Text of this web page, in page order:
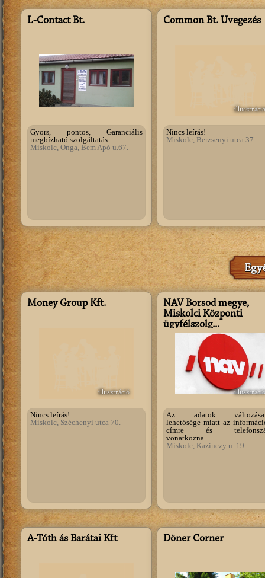
L-Contact Bt.
Gyors, pontos, Garanciális
megbízható szolgáltatás.
Miskolc, Onga, Bem Apó u.67.
Common Bt. Üvegezés
illusztráció
Nincs leírás!
Miskolc, Berzsenyi utca 37.
Money Group Kft.
illusztráció
Nincs leírás!
Miskolc, Széchenyi utca 70.
NAV Borsod megye,
Miskolci Központi
ügyfélszolg...
illusztráció
Az adatok
lehetősége miatt az
címre és
vonatkozna...
Miskolc, Kazinczy u. 19.
Á-Tóth ás Barátai Kft Döner Corner